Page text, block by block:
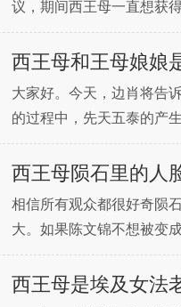
议，期间西王母一直想获
优势，如果惹恼了它，后
西王母和王母娘娘
大家好。今天，边肖将告
的过程中，先天五泰的产
先天时代之后才出现了阴
西王母陨石里的人
相信所有观众都很好奇陨
大。如果陈文锦不想被变
玉，但出来后明显精神错
玉
西王母是埃及女法